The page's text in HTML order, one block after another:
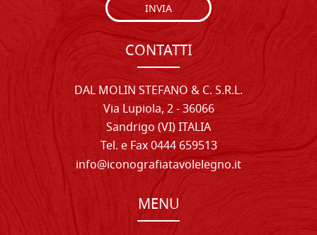
INVIA
CONTATTI
DAL MOLIN STEFANO & C. S.R.L.
Via Lupiola, 2 - 36066
Sandrigo (VI) ITALIA
Tel. e Fax 0444 659513
info@iconografiatavolelegno.it
MENU